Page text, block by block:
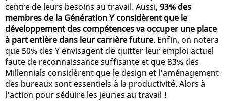
centre de leurs besoins au travail. Aussi, 93% des
membres de la Génération Y considèrent que le
développement des compétences va occuper une place
à part entière dans leur carrière future. Enfin, on notera
que 50% des Y envisagent de quitter leur emploi actuel
faute de reconnaissance suffisante et que 83% des
Millennials considèrent que le design et l'aménagement
des bureaux sont essentiels à la productivité. Alors à
l'action pour séduire les jeunes au travail !